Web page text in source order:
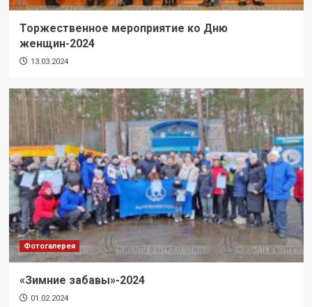
Торжественное мероприятие ко Дню
женщин-2024
13.03.2024
Фотогалерея
«Зимние забавы»-2024
01.02.2024